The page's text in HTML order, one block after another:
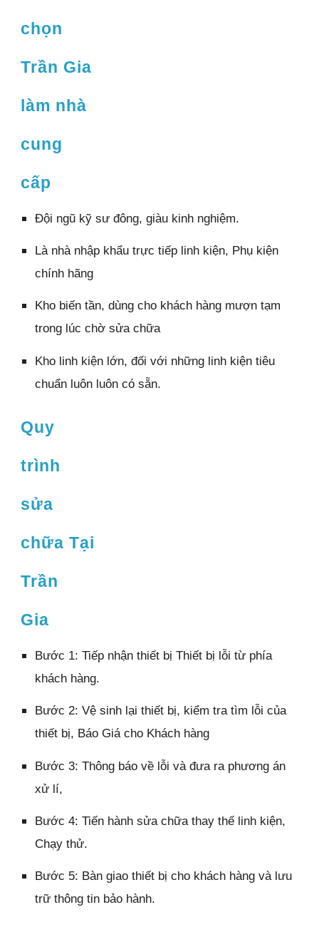
chọn
Trần Gia
làm nhà
cung
cấp
Đội ngũ kỹ sư đông, giàu kinh nghiệm.
Là nhà nhập khẩu trực tiếp linh kiện, Phụ kiện
chính hãng
Kho biến tần, dùng cho khách hàng mượn tạm
trong lúc chờ sửa chữa
Kho linh kiện lớn, đối với những linh kiện tiêu
chuẩn luôn luôn có sẵn.
Quy
trình
sửa
chữa Tại
Trần
Gia
Bước 1: Tiếp nhận thiết bị Thiết bị lỗi từ phía
khách hàng.
Bước 2: Vệ sinh lại thiết bị, kiểm tra tìm lỗi của
thiết bị, Báo Giá cho Khách hàng
Bước 3: Thông báo về lỗi và đưa ra phương án
xử lí,
Bước 4: Tiến hành sửa chữa thay thế linh kiện,
Chạy thử.
Bước 5: Bàn giao thiết bị cho khách hàng và lưu
trữ thông tin bảo hành.